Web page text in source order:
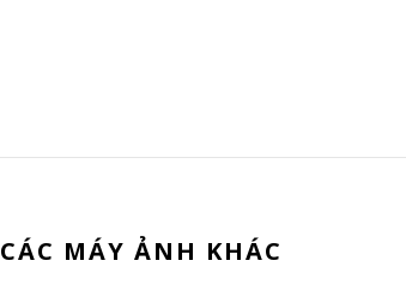
CÁC MÁY ẢNH KHÁC